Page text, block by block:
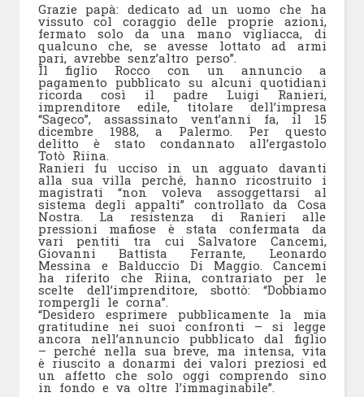
Grazie papà: dedicato ad un uomo che ha
vissuto col coraggio delle proprie azioni,
fermato solo da una mano vigliacca, di
qualcuno che, se avesse lottato ad armi
pari, avrebbe senz’altro perso”.
Il figlio Rocco con un annuncio a
pagamento pubblicato su alcuni quotidiani
ricorda così il padre Luigi Ranieri,
imprenditore edile, titolare dell’impresa
“Sageco”, assassinato vent’anni fa, il 15
dicembre 1988, a Palermo. Per questo
delitto è stato condannato all’ergastolo
Totò Riina.
Ranieri fu ucciso in un agguato davanti
alla sua villa perché, hanno ricostruito i
magistrati “non voleva assoggettarsi al
sistema degli appalti” controllato da Cosa
Nostra. La resistenza di Ranieri alle
pressioni mafiose è stata confermata da
vari pentiti tra cui Salvatore Cancemi,
Giovanni Battista Ferrante, Leonardo
Messina e Balduccio Di Maggio. Cancemi
ha riferito che Riina, contrariato per le
scelte dell’imprenditore, sbottò: “Dobbiamo
rompergli le corna”.
“Desidero esprimere pubblicamente la mia
gratitudine nei suoi confronti – si legge
ancora nell’annuncio pubblicato dal figlio
– perché nella sua breve, ma intensa, vita
è riuscito a donarmi dei valori preziosi ed
un affetto che solo oggi comprendo sino
in fondo e va oltre l’immaginabile”.